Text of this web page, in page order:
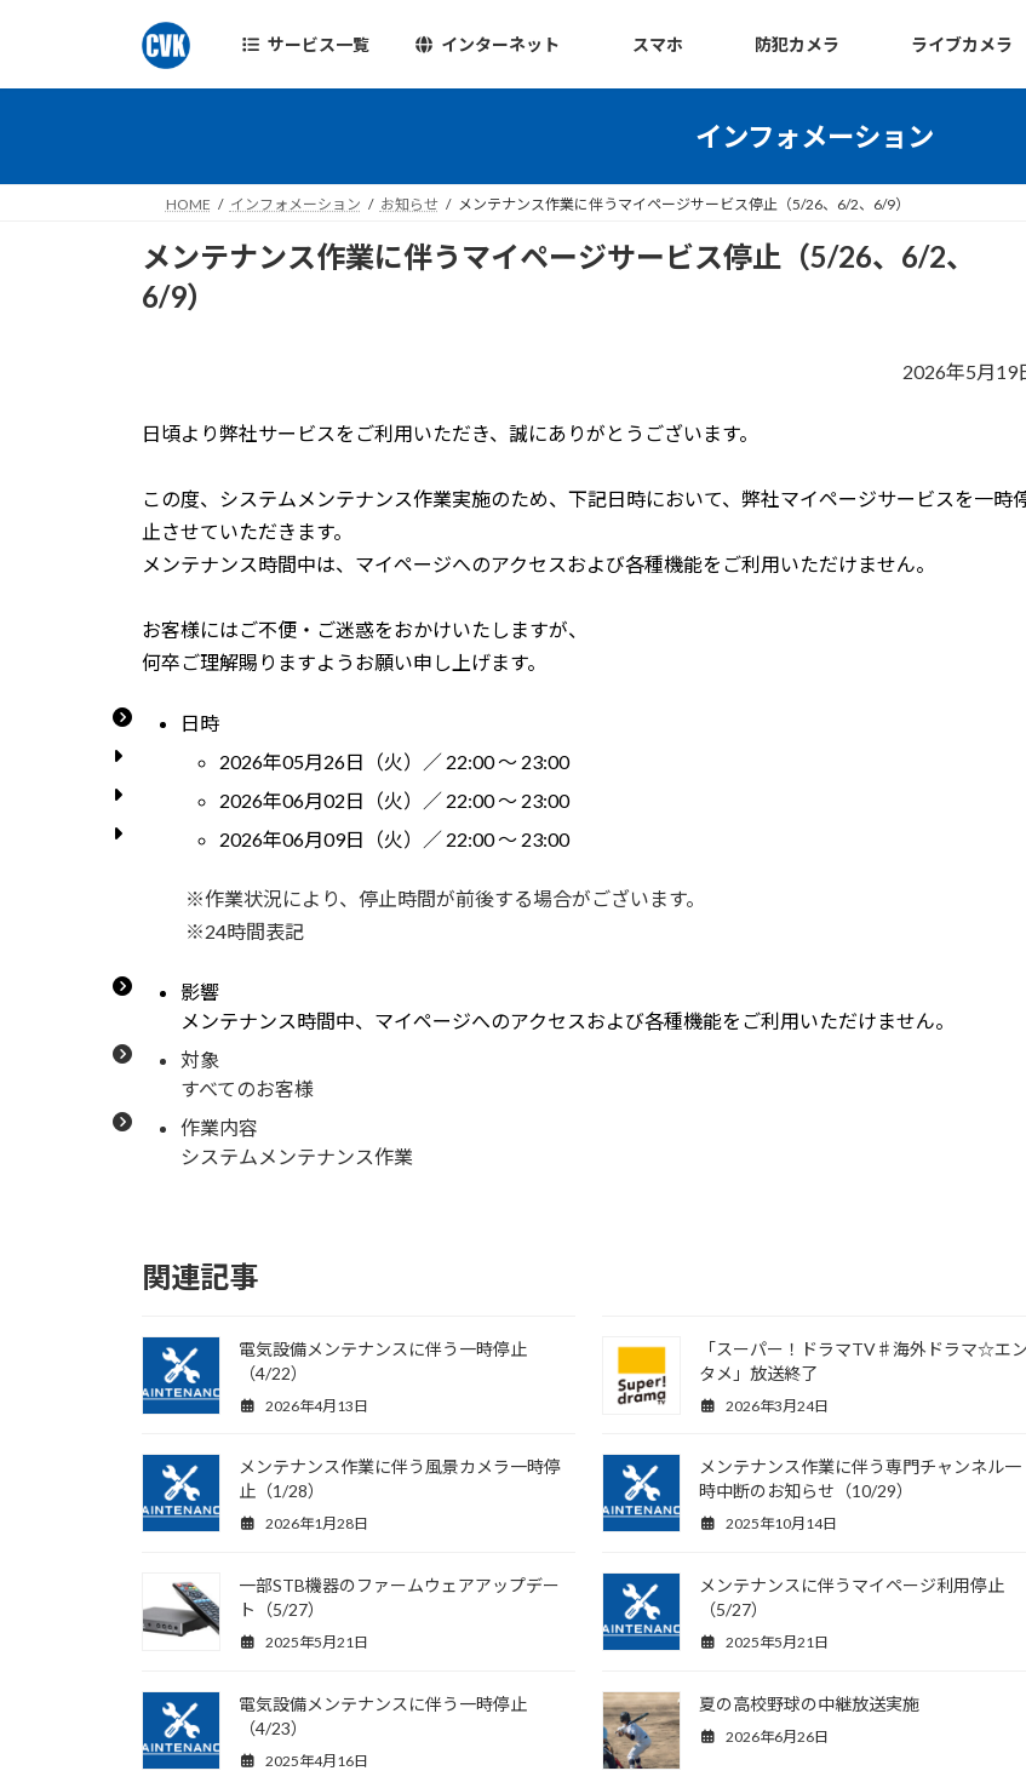
ス
ン
サービス一覧 インターネット スマホ 防犯カメラ ライブカメラ
インフォメーション
HOME インフォメーション お知らせ メンテナンス作業に伴うマイページサービス停止（5/26、6/2、6/9）
メンテナンス作業に伴うマイページサービス停止（5/26、6/2、
6/9）
2026年5月19
日頃より弊社サービスをご利用いただき、誠にありがとうございます。
この度、システムメンテナンス作業実施のため、下記日時において、弊社マイページサービスを一時
止させていただきます。
メンテナンス時間中は、マイページへのアクセスおよび各種機能をご利用いただけません。
お客様にはご不便・ご迷惑をおかけいたしますが、
何卒ご理解賜りますようお願い申し上げます。
日時
2026年05月26日（火）／ 22:00 ～ 23:00
2026年06月02日（火）／ 22:00 ～ 23:00
2026年06月09日（火）／ 22:00 ～ 23:00
※作業状況により、停止時間が前後する場合がございます。
※24時間表記
影響
メンテナンス時間中、マイページへのアクセスおよび各種機能をご利用いただけません。
対象
すべてのお客様
作業内容
システムメンテナンス作業
関連記事
電気設備メンテナンスに伴う一時停止
（4/22）
2026年4月13日
「スーパー！ドラマTV♯海外ドラマ☆エン
タメ」放送終了
2026年3月24日
メンテナンス作業に伴う風景カメラ一時停
止（1/28）
2026年1月28日
メンテナンス作業に伴う専門チャンネル一
時中断のお知らせ（10/29）
2025年10月14日
一部STB機器のファームウェアアップデー
ト（5/27）
2025年5月21日
メンテナンスに伴うマイページ利用停止
（5/27）
2025年5月21日
電気設備メンテナンスに伴う一時停止
（4/23）
2025年4月16日
夏の高校野球の中継放送実施
2026年6月26日